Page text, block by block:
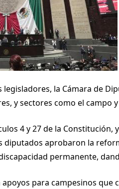
legisladores, la Cámara de
y sectores como el campo y
4 y 27 de la Constitución,
diputados aprobaron la
permanente,
para campesinos